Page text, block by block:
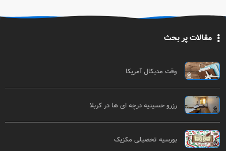
مقالات پر بحث
وقت مدیکال آمریکا
رزرو حسینیه درچه ای ها در کربلا
بورسیه تحصیلی مکزیک